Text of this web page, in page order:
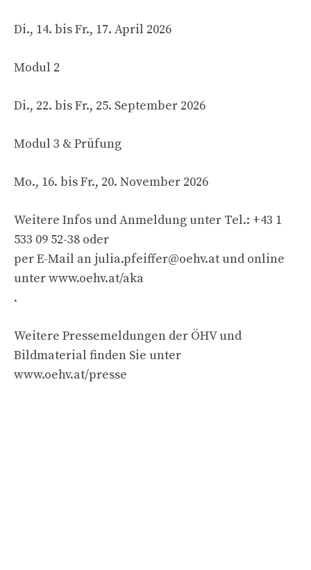
Di., 14. bis Fr., 17. April 2026
Modul 2
Di., 22. bis Fr., 25. September 2026
Modul 3 & Prüfung
Mo., 16. bis Fr., 20. November 2026
Weitere Infos und Anmeldung unter Tel.: +43 1
533 09 52-38 oder
per E-Mail an julia.pfeiffer@oehv.at und online
unter www.oehv.at/aka
.
Weitere Pressemeldungen der ÖHV und
Bildmaterial finden Sie unter
www.oehv.at/presse